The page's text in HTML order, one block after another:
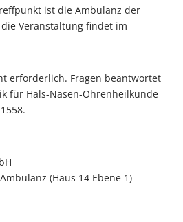
ist die Ambulanz der
Veranstaltung findet im
erforderlich. Fragen beantwortet
für Hals-Nasen-Ohrenheilkunde
(Haus 14 Ebene 1)